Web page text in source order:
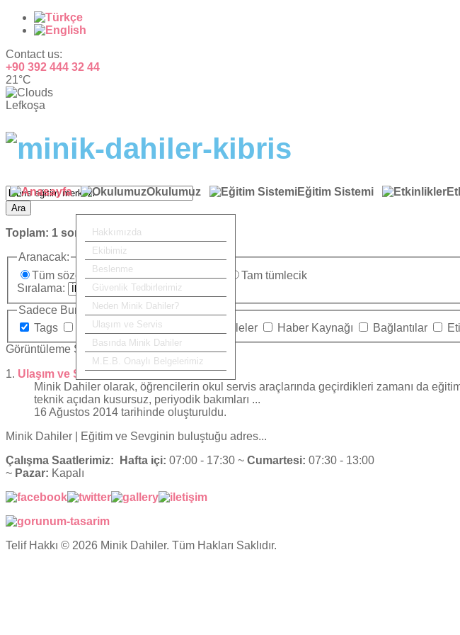
Contact us:
+90 392 444 32 44
21°C
Lefkoşa
Okulumuz
Hakkımızda
Ekibimiz
Beslenme
Güvenlik Tedbirlerimiz
Neden Minik Dahiler?
Ulaşım ve Servis
Basında Minik Dahiler
M.E.B. Onaylı Belgelerimiz
Eğitim Sistemi
Ara
Toplam: 1 sonuç bulundu.
Aranacak:
Tüm sözcükler
Herhangi bir sözcük
Tam tümlecik
Sıralama:
Sadece Burada Ara:
Tags
Kategoriler İletişim Makaleler Haber Kaynağı Bağlantılar
Görüntüleme Sayısı
1. Ulaşım ve Servis
Minik Dahiler olarak, öğrencilerin okul servis araçlarında geçirdikleri zamanı da
teknik açıdan kusursuz, periyodik bakımları ...
16 Ağustos 2014 tarihinde oluşturuldu.
Minik Dahiler | Eğitim ve Sevginin buluştuğu adres...
Çalışma Saatlerimiz:
Hafta içi: 07:00 - 17:30 ~ Cumartesi: 07:30 - 13:00
~ Pazar: Kapalı
Telif Hakkı © 2026 Minik Dahiler. Tüm Hakları Saklıdır.